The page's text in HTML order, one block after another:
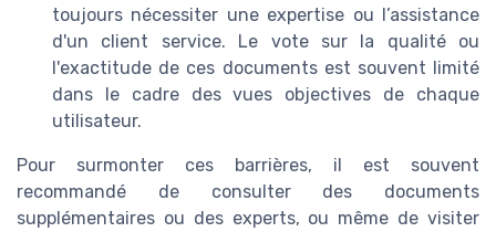
toujours nécessiter une expertise ou l’assistance
d'un client service. Le vote sur la qualité ou
l'exactitude de ces documents est souvent limité
dans le cadre des vues objectives de chaque
utilisateur.
Pour surmonter ces barrières, il est souvent
recommandé de consulter des documents
supplémentaires ou des experts, ou même de visiter